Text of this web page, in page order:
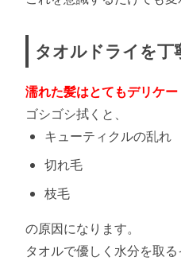
タオルドライを丁
濡れた髪はとてもデリケー
ゴシゴシ拭くと、
キューティクルの乱れ
切れ毛
枝毛
の原因になります。
タオルで優しく水分を取る